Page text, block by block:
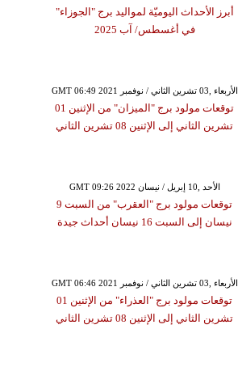
أبرز الأحداث اليوميّة لمواليد برج "الجوزاء"
في أغسطس/ آب 2025
GMT 06:49 2021 الأربعاء ,03 تشرين الثاني / نوفمبر
توقعات مولود برج "الميزان" من الإثنين 01
تشرين الثاني إلى الإثنين 08 تشرين الثاني
GMT 09:26 2022 الأحد ,10 إبريل / نيسان
توقعات مولود برج "العقرب" من السبت 9
نيسان إلى السبت 16 نيسان أحداث جيدة
GMT 06:46 2021 الأربعاء ,03 تشرين الثاني / نوفمبر
توقعات مولود برج "العذراء" من الإثنين 01
تشرين الثاني إلى الإثنين 08 تشرين الثاني